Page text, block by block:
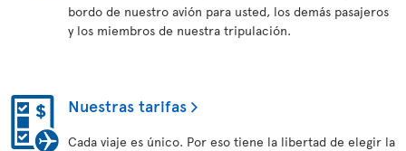
bordo de nuestro avión para usted, los demás pasajeros
y los miembros de nuestra tripulación.
Nuestras tarifas
Cada viaje es único. Por eso tiene la libertad de elegir la